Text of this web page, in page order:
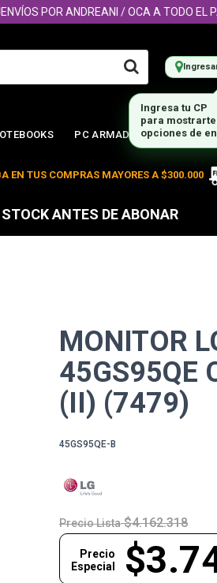
POR ANDREANI / OCA A TODO EL
PC ARMADA
EN TUS COMPRAS MAYORES A $300.000
ANTES DE ABONAR
MONITOR
45GS95QE
(II) (7479)
45GS95QE-B
Precio Lista $4.162.318
Precio
Especial
Ingresa tu CP
para
opciones de